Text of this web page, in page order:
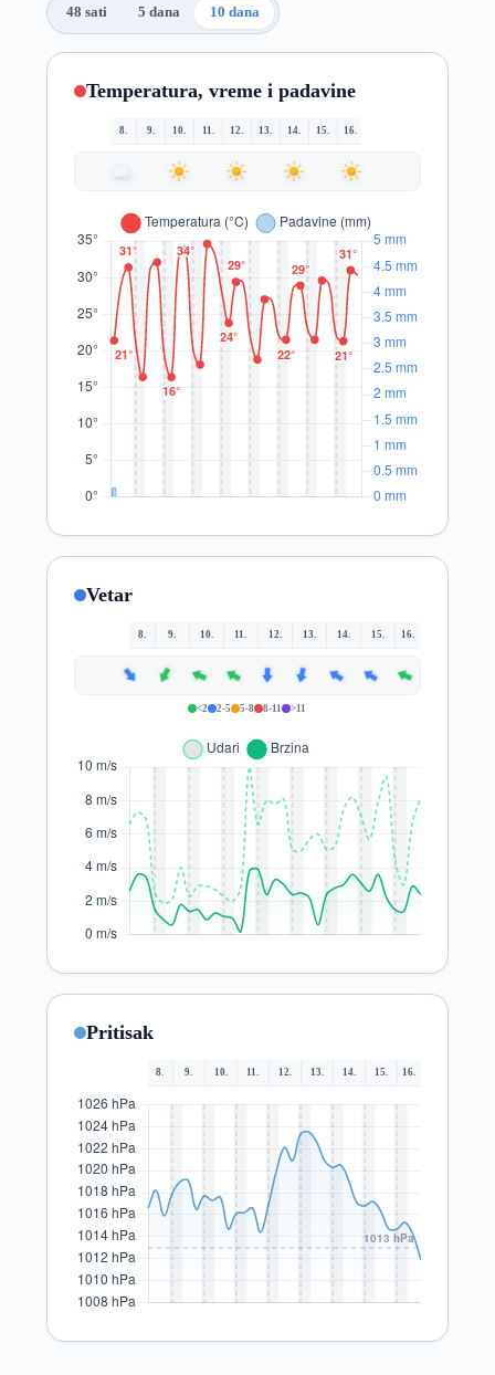
48 sati 5 dana 10 dana
Temperatura, vreme i padavine
8. 9. 10. 11. 12. 13. 14. 15. 16.
Vetar
8. 9. 10. 11. 12. 13. 14. 15. 16.
Pritisak
8. 9. 10. 11. 12. 13. 14. 15. 16.